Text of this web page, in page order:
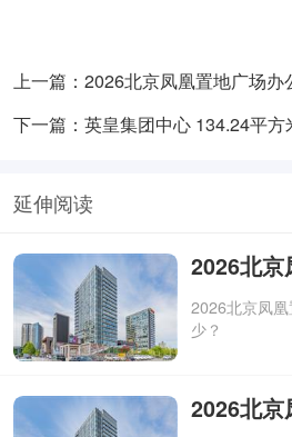
上一篇：2026北京凤凰置地广场办
下一篇：英皇集团中心 134.24平
延伸阅读
2026北京凤
少？